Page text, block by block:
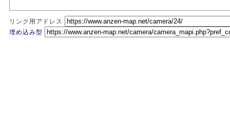
リンク用アドレス
埋め込み型